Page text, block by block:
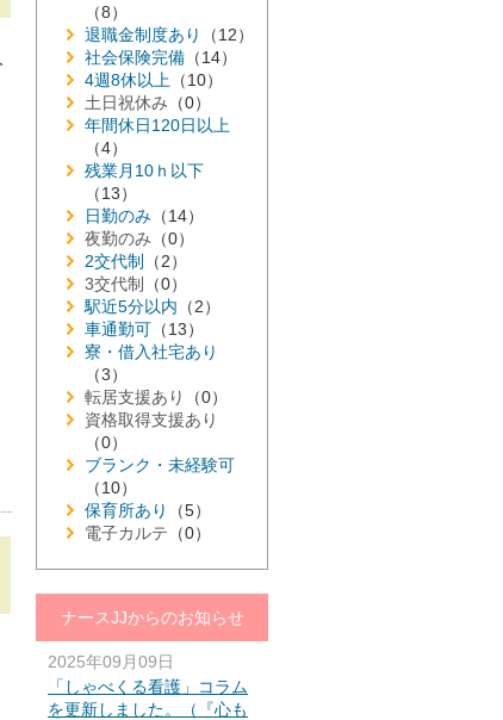
（8）
退職金制度あり
（12）
社会保険完備 （14）
4週8休以上 （10）
土日祝休み （0）
年間休日120日以上
（4）
残業月10ｈ以下
（13）
日勤のみ （14）
夜勤のみ （0）
2交代制
（2）
3交代制
（0）
駅近5分以内 （2）
車通勤可 （13）
寮・借入社宅あり
（3）
転居支援あり
（0）
資格取得支援あり
（0）
ブランク・未経験可
（10）
保育所あり
（5）
電子カルテ （0）
ナースJJからのお知らせ
2025年09月09日
「しゃべくる看護」コラム
を更新しました。（『心も